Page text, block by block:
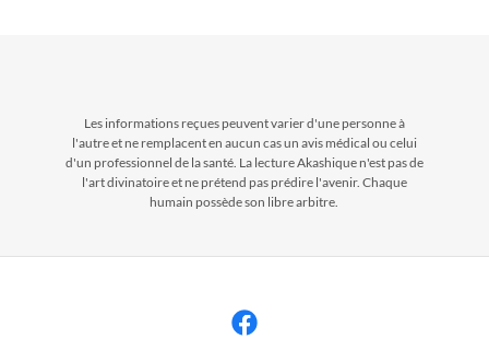
Les informations reçues peuvent varier d'une personne à
l'autre et ne remplacent en aucun cas un avis médical ou celui
d'un professionnel de la santé. La lecture Akashique n'est pas de
l'art divinatoire et ne prétend pas prédire l'avenir. Chaque
humain possède son libre arbitre.